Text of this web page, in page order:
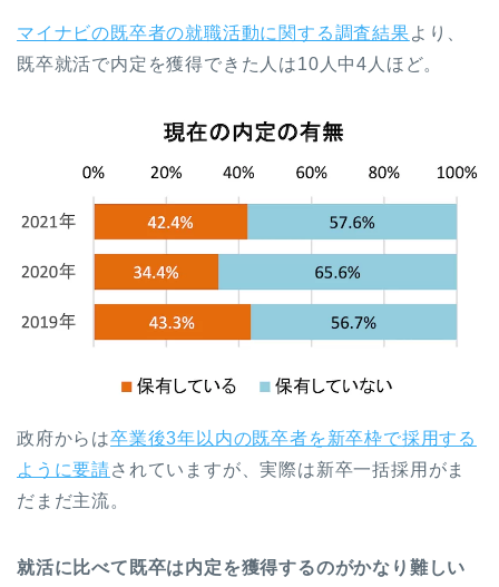
マイナビの既卒者の就職活動に関する調査結果より、
既卒就活で内定を獲得できた人は10人中4人ほど。
政府からは卒業後3年以内の既卒者を新卒枠で採用する
ように要請されていますが、実際は新卒一括採用がま
だまだ主流。
就活に比べて既卒は内定を獲得するのがかなり難しい